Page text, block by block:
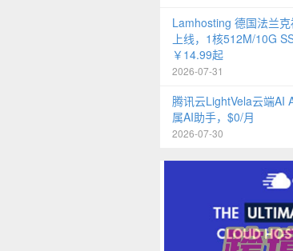
Lamhosting 德国法兰
上线，1核512M/10G
￥14.99起
2026-07-31
腾讯云LightVela云端AI
属AI助手，$0/月
2026-07-30